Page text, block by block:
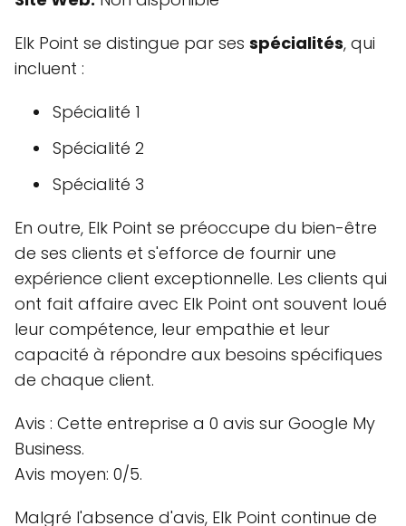
Elk Point se distingue par ses spécialités, qui
incluent :
Spécialité 1
Spécialité 2
Spécialité 3
En outre, Elk Point se préoccupe du bien-être
de ses clients et s'efforce de fournir une
expérience client exceptionnelle. Les clients qui
ont fait affaire avec Elk Point ont souvent loué
leur compétence, leur empathie et leur
capacité à répondre aux besoins spécifiques
de chaque client.
Avis : Cette entreprise a 0 avis sur Google My
Business.
Avis moyen: 0/5.
Malgré l'absence d'avis, Elk Point continue de